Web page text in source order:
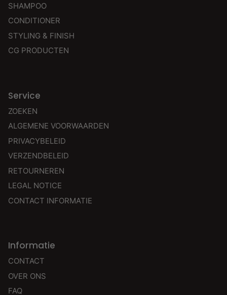
SHAMPOO
CONDITIONER
STYLING & FINISH
CG PRODUCTEN
Service
ZOEKEN
ALGEMENE VOORWAARDEN
PRIVACYBELEID
VERZENDBELEID
RETOURNEREN
LEGAL NOTICE
CONTACT INFORMATIE
Informatie
CONTACT
OVER ONS
FAQ